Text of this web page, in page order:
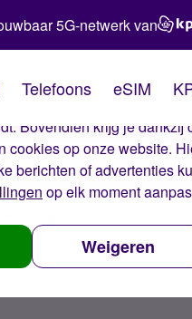
van Simyo
op onze website. Met deze
Bovendien krijg je
cookies op onze website.
berichten of advertenties
op elk moment
Weigeren
5G-netwerk van
Telefoons eSIM